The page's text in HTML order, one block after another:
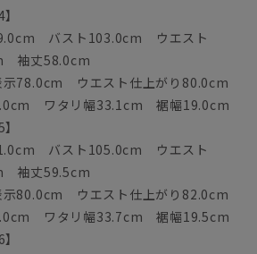
バスト103.0cm ウエスト
袖丈58.0cm
示78.0cm ウエスト仕上がり80.0cm
ワタリ幅33.1cm 裾幅19.0cm
バスト105.0cm ウエスト
袖丈59.5cm
示80.0cm ウエスト仕上がり82.0cm
ワタリ幅33.7cm 裾幅19.5cm